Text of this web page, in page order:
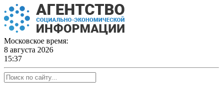
Skip
to
content
Московское время:
8 августа 2026
15:37